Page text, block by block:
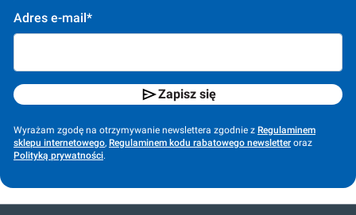
Adres e-mail*
Zapisz się
Wyrażam zgodę na otrzymywanie newslettera zgodnie z Regulaminem
sklepu internetowego, Regulaminem kodu rabatowego newsletter oraz
Polityką prywatności.